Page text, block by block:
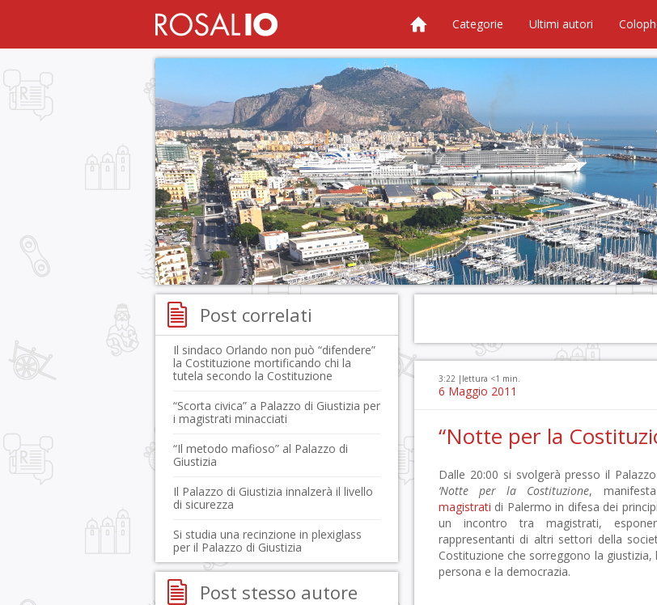
Categorie Ultimi autori
3:22 | lettura <1 min.
6 Maggio 2011
“Notte per la
Dalle 20:00 si svolgerà presso il
‘Notte per la Costituzione,
magistrati di Palermo in difesa dei
un incontro tra magistrati,
rappresentanti di altri settori della
Costituzione che sorreggono la
persona e la democrazia.
Post correlati
Il sindaco Orlando non può “difendere”
la Costituzione mortificando chi la
tutela secondo la Costituzione
“Scorta civica” a Palazzo di Giustizia per
i magistrati minacciati
“Il metodo mafioso” al Palazzo di
Giustizia
Il Palazzo di Giustizia innalzerà il livello
di sicurezza
Si studia una recinzione in plexiglass
per il Palazzo di Giustizia
Post stesso autore